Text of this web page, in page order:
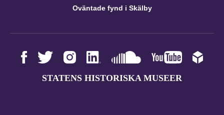
Oväntade fynd i Skälby
STATENS HISTORISKA MUSEER